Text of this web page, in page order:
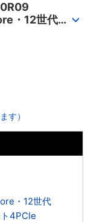
・12世代
す）
・12世代
4PCIe